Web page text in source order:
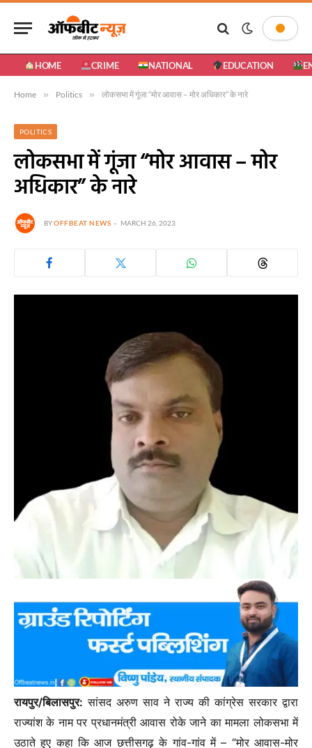
HOME CRIME NATIONAL EDUCATION
Home » Politics » लोकसभा में गूंजा “मोर आवास – मोर अधिकार” के नारे
POLITICS
लोकसभा में गूंजा “मोर आवास – मोर
अधिकार” के नारे
BYOFFBEAT NEWS MARCH 26, 2023
रायपुर/बिलासपुर: सांसद अरुण साव ने राज्य की कांग्रेस सरकार द्वारा
राज्यांश के नाम पर प्रधानमंत्री आवास रोके जाने का मामला लोकसभा में
उठाते हुए कहा कि आज छत्तीसगढ़ के गांव-गांव में – “मोर आवास-मोर